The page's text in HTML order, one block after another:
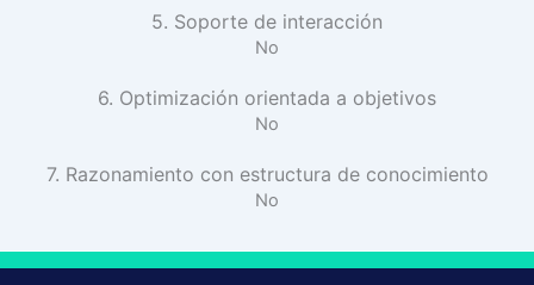
5. Soporte de interacción
No
6. Optimización orientada a objetivos
No
7. Razonamiento con estructura de conocimiento
No